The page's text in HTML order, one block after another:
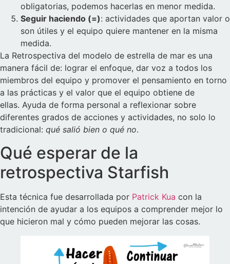
obligatorias, podemos hacerlas en menor medida.
Seguir haciendo (=): actividades que aportan valor o
son útiles y el equipo quiere mantener en la misma
medida.
La Retrospectiva del modelo de estrella de mar es una
manera fácil de: lograr el enfoque, dar voz a todos los
miembros del equipo y promover el pensamiento en torno
a las prácticas y el valor que el equipo obtiene de
ellas. Ayuda de forma personal a reflexionar sobre
diferentes grados de acciones y actividades, no solo lo
tradicional: qué salió bien o qué no.
Qué esperar de la
retrospectiva Starfish
Esta técnica fue desarrollada por Patrick Kua con la
intención de ayudar a los equipos a comprender mejor lo
que hicieron mal y cómo pueden mejorar las cosas.